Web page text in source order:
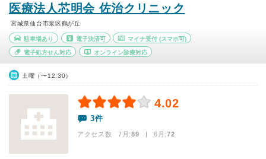
医療法人芯明会 佐治クリニック
宮城県仙台市泉区鶴が丘
駐車場あり 電子決済可 マイナ受付 (スマホ可)
電子処方せん対応 オンライン診療対応
土曜（〜12:30）
4.02
3件
アクセス数 7月:89 | 6月:72